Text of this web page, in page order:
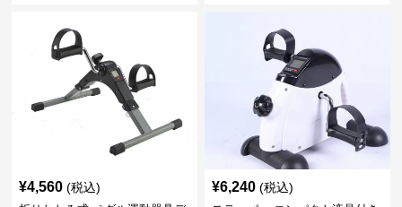
¥4,560 (税込) ¥6,240 (税込)